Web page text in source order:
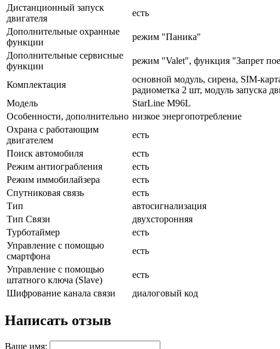
Дистанционный запуск
двигателя
есть
Дополнительные охранные
функции
режим "Паника"
Дополнительные сервисные
функции
режим "Valet", функция "Запрет
Комплектация
основной модуль, сирена, SIM-
радиометка 2 шт, модуль запуска
Модель
StarLine M96L
Особенности, дополнительно низкое энергопотребление
Охрана с работающим
двигателем
есть
Поиск автомобиля
есть
Режим антиограбления
есть
Режим иммобилайзера
есть
Спутниковая связь
есть
Тип
автосигнализация
Тип Связи
двухсторонняя
Турботаймер
есть
Управление с помощью
смартфона
есть
Управление с помощью
штатного ключа (Slave)
есть
Шифрование канала связи
диалоговый код
Написать отзыв
Ваше имя: